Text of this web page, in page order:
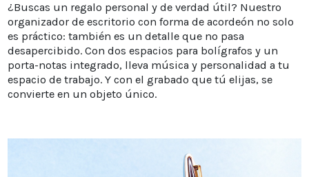
¿Buscas un regalo personal y de verdad útil? Nuestro
organizador de escritorio con forma de acordeón no solo
es práctico: también es un detalle que no pasa
desapercibido. Con dos espacios para bolígrafos y un
porta-notas integrado, lleva música y personalidad a tu
espacio de trabajo. Y con el grabado que tú elijas, se
convierte en un objeto único.